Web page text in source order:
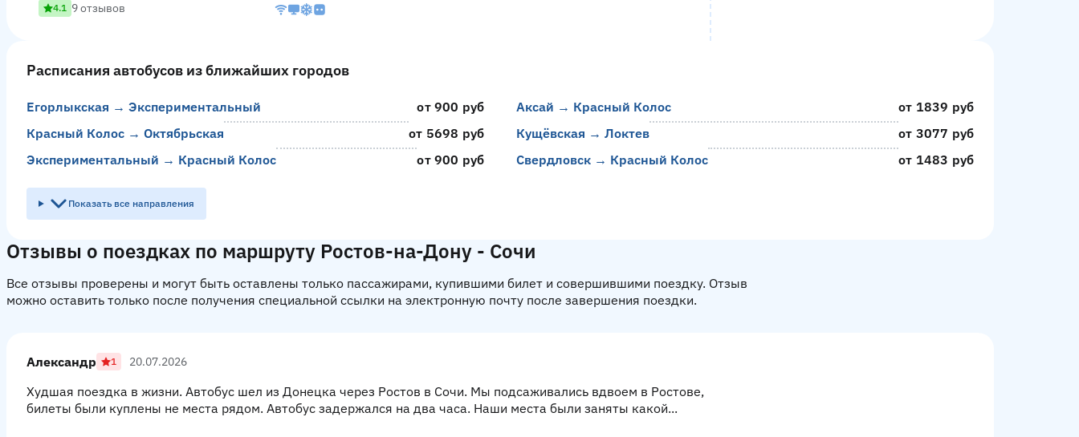
4.1 9 отзывов
Расписания автобусов из ближайших городов
Егорлыкская → Экспериментальный от 900 руб Аксай → Красный Колос
от 1839 руб
Красный Колос → Октябрьская
от 5698 руб Кущёвская → Локтев
от 3077 руб
Экспериментальный → Красный Колос
от 900 руб Свердловск → Красный Колос от 1483 руб
Показать все направления
Отзывы о поездках по маршруту Ростов-на-Дону - Сочи
Все отзывы проверены и могут быть оставлены только пассажирами, купившими билет и совершившими поездку. Отзыв
можно оставить только после получения специальной ссылки на электронную почту после завершения поездки.
Александр 20.07.2026
1
Худшая поездка в жизни. Автобус шел из Донецка через Ростов в Сочи. Мы подсаживались вдвоем в Ростове,
билеты были куплены не места рядом. Автобус задержался на два часа. Наши места были заняты какой...